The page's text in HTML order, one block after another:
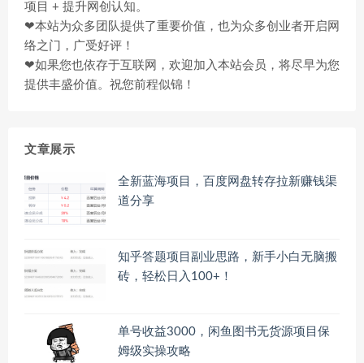
项目 + 提升网创认知。
❤本站为众多团队提供了重要价值，也为众多创业者开启网
络之门，广受好评！
❤如果您也依存于互联网，欢迎加入本站会员，将尽早为您
提供丰盛价值。祝您前程似锦！
文章展示
全新蓝海项目，百度网盘转存拉新赚钱渠
道分享
知乎答题项目副业思路，新手小白无脑搬
砖，轻松日入100+！
单号收益3000，闲鱼图书无货源项目保
姆级实操攻略